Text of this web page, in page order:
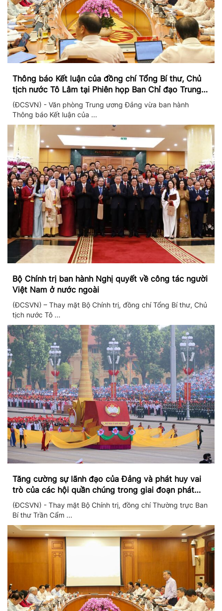
Thông báo Kết luận của đồng chí Tổng Bí thư, Chủ
tịch nước Tô Lâm tại Phiên họp Ban Chỉ đạo Trung
ương thực hiện Nghị quyết 57
(ĐCSVN) - Văn phòng Trung ương Đảng vừa ban hành
Thông báo Kết luận của ...
Bộ Chính trị ban hành Nghị quyết về công tác người
Việt Nam ở nước ngoài
(ĐCSVN) – Thay mặt Bộ Chính trị, đồng chí Tổng Bí thư, Chủ
tịch nước Tô ...
Tăng cường sự lãnh đạo của Đảng và phát huy vai
trò của các hội quần chúng trong giai đoạn phát
triển mới
(ĐCSVN) - Thay mặt Bộ Chính trị, đồng chí Thường trực Ban
Bí thư Trần Cẩm ...